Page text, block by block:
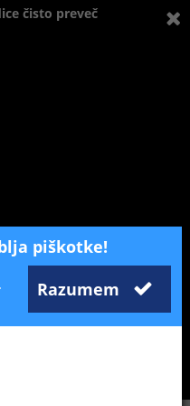
čisto preveč
piškotke!
Razumem